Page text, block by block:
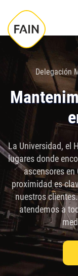
este
sitio
sistema
Delegación
La Universidad, el
lugares donde
ascensores en
proximidad es
nuestros
atendemos a